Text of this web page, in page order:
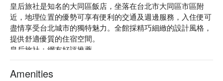
皇后旅社是知名的大同區飯店，坐落在台北市大同區市區附
近，地理位置的優勢可享有便利的交通及週邊服務，入住便可
盡情享受台北城市的獨特魅力。全館採精巧細緻的設計風格，
提供舒適優質的住宿空間。
皇后旅社：網友好評推薦
皇后旅社推薦：皇后旅社位於大同區市區附近，迪化街走路幾
分鐘就到。此飯店不僅提供免費無線上網，還有24 小時櫃台
Amenities